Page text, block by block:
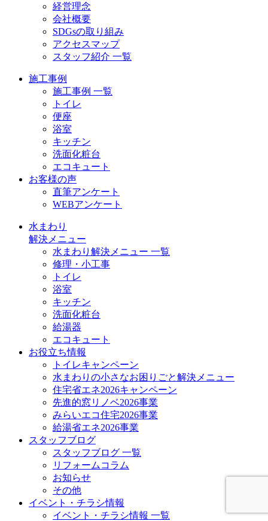
経営理念
会社概要
SDGsの取り組み
アクセスマップ
スタッフ紹介 一覧
施工事例
施工事例 一覧
トイレ
便座
浴室
キッチン
洗面化粧台
エコキュート
お客様の声
直筆アンケート
WEBアンケート
水まわり
解決メニュー
水まわり解決メニュー 一覧
修理・小工事
トイレ
浴室
キッチン
洗面化粧台
給湯器
エコキュート
お役立ち情報
トイレキャンペーン
水まわりの小さなお困りごと解決メニュー
住宅省エネ2026キャンペーン
先進的窓リノベ2026事業
みらいエコ住宅2026事業
給湯省エネ2026事業
スタッフブログ
スタッフブログ 一覧
リフォームコラム
お知らせ
その他
イベント・チラシ情報
イベント・チラシ情報 一覧